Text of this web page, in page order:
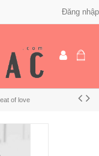
Đăng nhập
of love